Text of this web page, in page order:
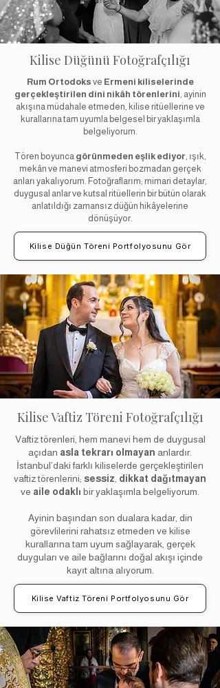
Kilise Düğünü Fotoğrafçılığı
Rum Ortodoks ve Ermeni kiliselerinde
gerçekleştirilen dini nikâh törenlerini, ayinin
akışına müdahale etmeden, kilise ritüellerine ve
kurallarına tam uyumla belgesel bir yaklaşımla
belgeliyorum.
Tören boyunca görünmeden eşlik ediyor, ışık,
mekân ve manevi atmosferi bozmadan gerçek
anları yakalıyorum. Fotoğraflarım; mimari detaylar,
duygusal anlar ve kutsal ritüellerin bir bütün olarak
anlatıldığı zamansız düğün hikâyelerine
dönüşüyor.
Kilise Düğün Töreni Portfolyosunu Gör
Kilise Vaftiz Töreni Fotoğrafçılığı
Vaftiz törenleri, hem manevi hem de duygusal
açıdan asla tekrarı olmayan anlardır.
İstanbul’daki farklı kiliselerde gerçekleştirilen
vaftiz törenlerini; sessiz dikkat dağıtmayan
ve aile odaklı bir yaklaşımla belgeliyorum.
Ayinin başından son dualara kadar, din
görevlilerini rahatsız etmeden ve kilise
kurallarına tam uyum sağlayarak, gerçek
duyguları ve aile bağlarını doğal akışı içinde
kayıt altına alıyorum.
Kilise Vaftiz Töreni Portfolyosunu Gör